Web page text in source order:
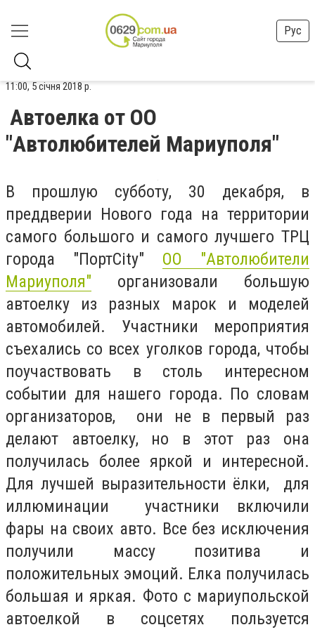
Рус
11:00, 5 січня 2018 р.
Автоелка от ОО
"Автолюбителей Мариуполя"
В прошлую субботу, 30 декабря, в
преддверии Нового года на территории
самого большого и самого лучшего ТРЦ
города "ПортCity" ОО "Автолюбители
Мариуполя" организовали большую
автоелку из разных марок и моделей
автомобилей. Участники мероприятия
съехались со всех уголков города, чтобы
поучаствовать в столь интересном
событии для нашего города. По словам
организаторов, они не в первый раз
делают автоелку, но в этот раз она
получилась более яркой и интересной.
Для лучшей выразительности ёлки, для
иллюминации участники включили
фары на своих авто. Все без исключения
получили массу позитива и
положительных эмоций. Елка получилась
большая и яркая. Фото с мариупольской
автоелкой в соцсетях пользуется